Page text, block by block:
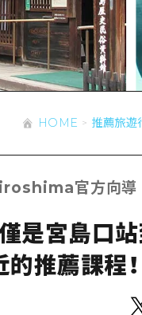
騎自行車
購物
運動
歷史·文化
治癒
安芸
答對了
美北
藝北
東山口
半天
一日遊
答對了
美北
藝北
宮島周邊
東山口
愛媛
島根
用的信息
列表
行李寄存及運送服
廣島好客通行證
HOME 推薦旅遊
官方向導
是宮島口
的推薦課程！